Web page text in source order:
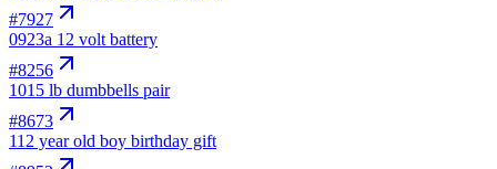
#7927
0923a 12 volt battery
#8256
1015 lb dumbbells pair
#8673
112 year old boy birthday gift